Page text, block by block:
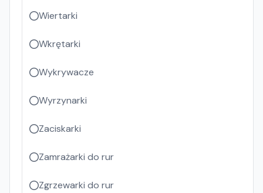
Wiertarki
Wkrętarki
Wykrywacze
Wyrzynarki
Zaciskarki
Zamrażarki do rur
Zgrzewarki do rur